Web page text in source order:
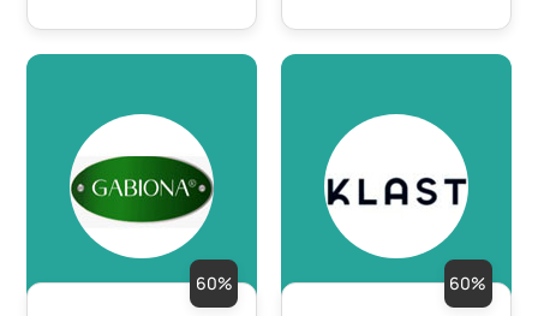
60% 60%